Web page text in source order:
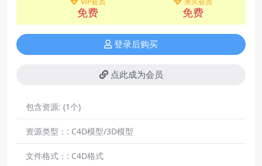
免费 免费
登录后购买
点此成为会员
包含资源: (1个)
资源类型：: C4D模型/3D模型
文件格式：: C4D格式